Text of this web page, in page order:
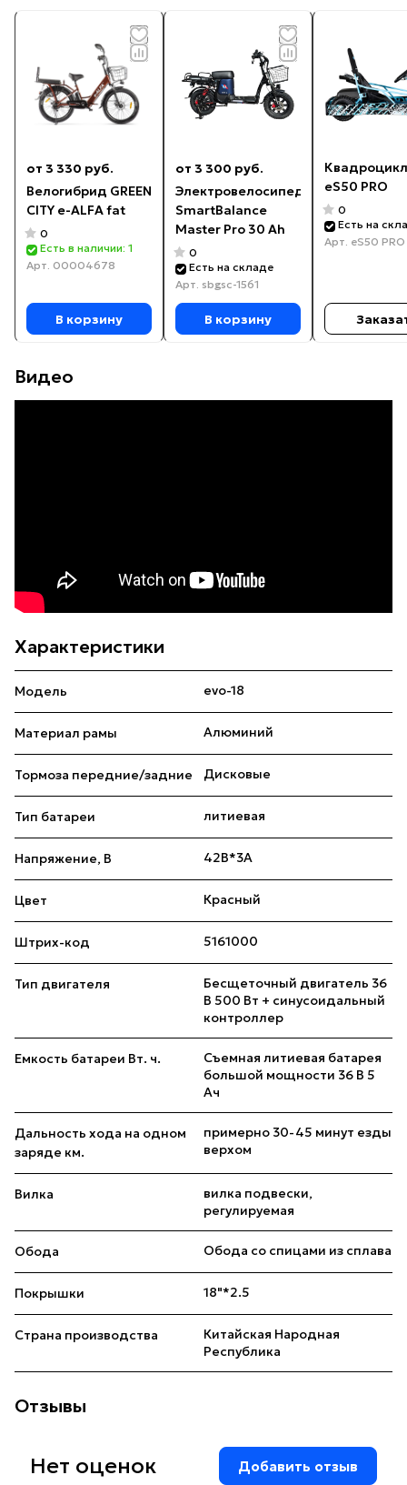
от 3 330 руб.
Велогибрид GREEN
CITY e-ALFA fat
0
Есть в наличии: 1
Арт. 00004678
В корзину
от 3 300 руб.
Электровелосипед
SmartBalance
Master Pro 30 Ah
0
Есть на складе
Арт. sbgsc-1561
В корзину
Квадроцикл
еS50 PRO
0
Есть на
Арт. еS50 PRO
Видео
Характеристики
Модель evo-18
Материал рамы Алюминий
Тормоза передние/задние Дисковые
Тип батареи литиевая
Напряжение, В 42В*3А
Цвет Красный
Штрих-код 5161000
Тип двигателя
Бесщеточный двигатель 36
В 500 Вт + синусоидальный
контроллер
Емкость батареи Вт. ч.
Съемная литиевая батарея
большой мощности 36 В 5
Ач
Дальность хода на одном
заряде км.
примерно 30-45 минут езды
верхом
Вилка
вилка подвески,
регулируемая
Обода Обода со спицами из сплава
Покрышки 18"*2.5
Страна производства
Китайская Народная
Республика
Отзывы
Нет оценок Добавить отзыв